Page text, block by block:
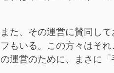
また、その運営に賛同し
フもいる。この方々はそ
の運営のために、まさに「